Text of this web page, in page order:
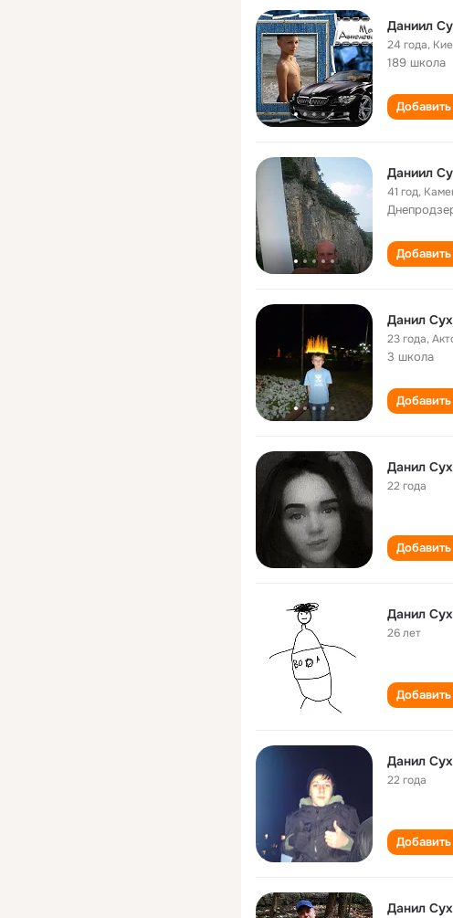
Даниил
24 года,
189 школа
Даниил
41 год,
Данил
23 года,
3 школа
Данил
22 года
Данил
26 лет
Данил
22 года
Данил